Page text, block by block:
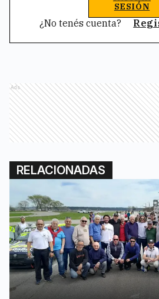
SESIÓN
¿No tenés cuenta?
Ads
RELACIONADAS